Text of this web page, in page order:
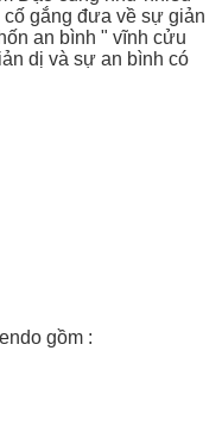
gắng đưa về sự giản
an bình " vĩnh cửu
dị và sự an bình có
gồm :